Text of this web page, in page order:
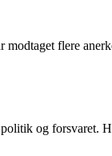
flere
og forsvaret.